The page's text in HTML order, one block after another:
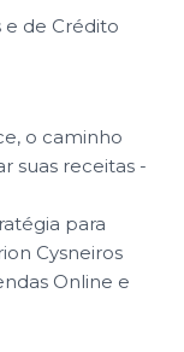
e de Crédito
o caminho
suas receitas -
para
Cysneiros
Online e